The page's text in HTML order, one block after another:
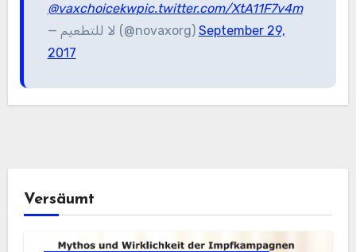
@vaxchoicekwpic.twitter.com/XtA11F7v4m
— لا للتطعيم (@novaxorg) September 29,
2017
Versäumt